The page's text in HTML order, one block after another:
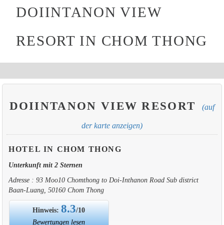
DOIINTANON VIEW
RESORT IN CHOM THONG
DOIINTANON VIEW RESORT (auf
der karte anzeigen)
HOTEL IN CHOM THONG
Unterkunft mit 2 Sternen
Adresse : 93 Moo10 Chomthong to Doi-Inthanon Road Sub district
Baan-Luang, 50160 Chom Thong
Hinweis:8.3/10
Bewertungen lesen